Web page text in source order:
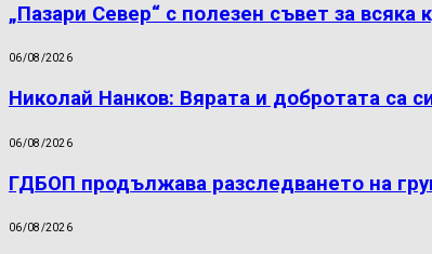
„Пазари Север“ с полезен съвет за всяка
06/08/2026
Николай Нанков: Вярата и добротата са
06/08/2026
ГДБОП продължава разследването на
06/08/2026